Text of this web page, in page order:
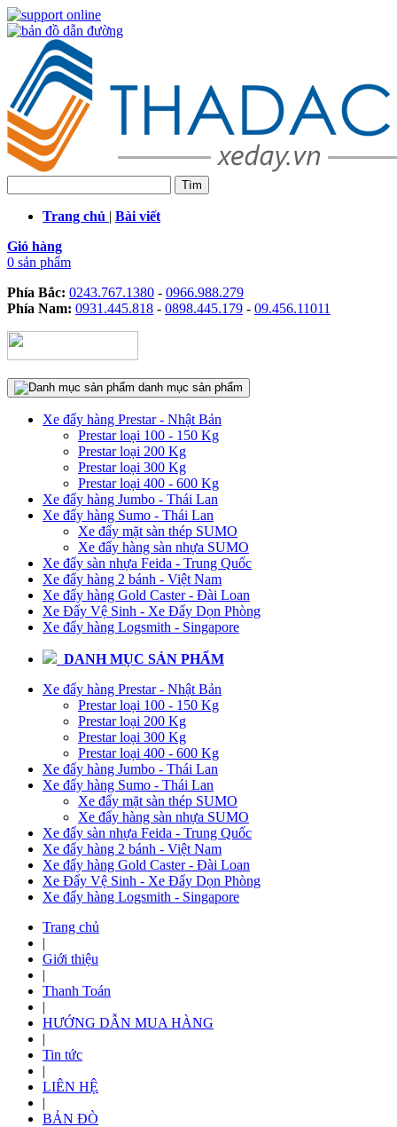
Trang chủ | Bài viết
Giỏ hàng
0 sản phẩm
Phía Bắc: 0243.767.1380 - 0966.988.279
Phía Nam: 0931.445.818 - 0898.445.179 - 09.456.11011
danh mục sản phẩm
Xe đẩy hàng Prestar - Nhật Bản
Prestar loại 100 - 150 Kg
Prestar loại 200 Kg
Prestar loại 300 Kg
Prestar loại 400 - 600 Kg
Xe đẩy hàng Jumbo - Thái Lan
Xe đẩy hàng Sumo - Thái Lan
Xe đẩy mặt sàn thép SUMO
Xe đẩy hàng sàn nhựa SUMO
Xe đẩy sàn nhựa Feida - Trung Quốc
Xe đẩy hàng 2 bánh - Việt Nam
Xe đẩy hàng Gold Caster - Đài Loan
Xe Đẩy Vệ Sinh - Xe Đẩy Dọn Phòng
Xe đẩy hàng Logsmith - Singapore
DANH MỤC SẢN PHẨM
Xe đẩy hàng Prestar - Nhật Bản
Prestar loại 100 - 150 Kg
Prestar loại 200 Kg
Prestar loại 300 Kg
Prestar loại 400 - 600 Kg
Xe đẩy hàng Jumbo - Thái Lan
Xe đẩy hàng Sumo - Thái Lan
Xe đẩy mặt sàn thép SUMO
Xe đẩy hàng sàn nhựa SUMO
Xe đẩy sàn nhựa Feida - Trung Quốc
Xe đẩy hàng 2 bánh - Việt Nam
Xe đẩy hàng Gold Caster - Đài Loan
Xe Đẩy Vệ Sinh - Xe Đẩy Dọn Phòng
Xe đẩy hàng Logsmith - Singapore
Trang chủ
|
Giới thiệu
|
Thanh Toán
|
HƯỚNG DẪN MUA HÀNG
|
Tin tức
|
LIÊN HỆ
|
BẢN ĐÒ